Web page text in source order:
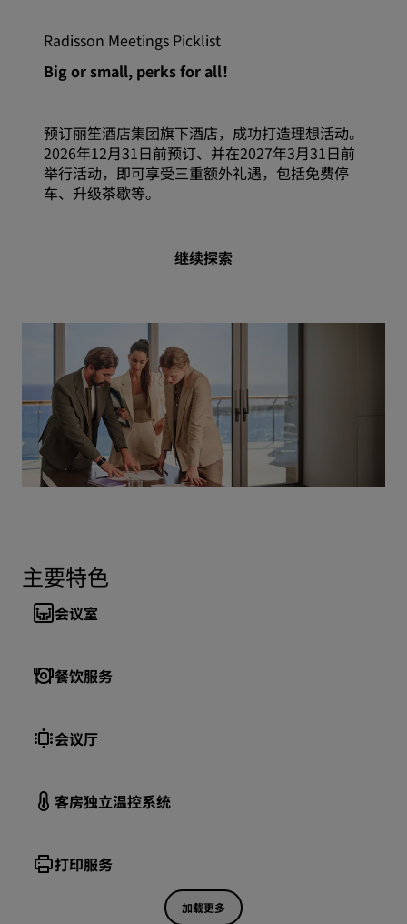
Radisson Meetings Picklist
Big or small, perks for all！
预订丽笙酒店集团旗下酒店，成功打造理想活动。
2026年12月31日前预订、并在2027年3月31日前
举行活动，即可享受三重额外礼遇，包括免费停
车、升级茶歇等。
继续探索
主要特色
会议室
餐饮服务
会议厅
客房独立温控系统
打印服务
加载更多